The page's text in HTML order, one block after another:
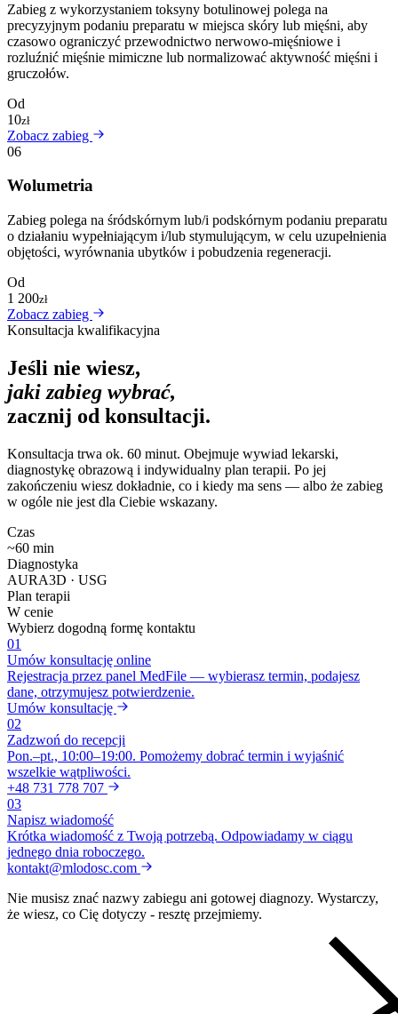
Zabieg z wykorzystaniem toksyny botulinowej polega na
precyzyjnym podaniu preparatu w miejsca skóry lub mięśni, aby
czasowo ograniczyć przewodnictwo nerwowo-mięśniowe i
rozluźnić mięśnie mimiczne lub normalizować aktywność mięśni i
gruczołów.
Od
10zł
Zobacz zabieg
06
Wolumetria
Zabieg polega na śródskórnym lub/i podskórnym podaniu preparatu
o działaniu wypełniającym i/lub stymulującym, w celu uzupełnienia
objętości, wyrównania ubytków i pobudzenia regeneracji.
Od
1 200zł
Zobacz zabieg
Konsultacja kwalifikacyjna
Jeśli nie wiesz,
jaki zabieg wybrać,
zacznij od konsultacji.
Konsultacja trwa ok. 60 minut. Obejmuje wywiad lekarski,
diagnostykę obrazową i indywidualny plan terapii. Po jej
zakończeniu wiesz dokładnie, co i kiedy ma sens — albo że zabieg
w ogóle nie jest dla Ciebie wskazany.
Czas
~60 min
Diagnostyka
AURA3D · USG
Plan terapii
W cenie
Wybierz dogodną formę kontaktu
01
Umów konsultację online
Rejestracja przez panel MedFile — wybierasz termin, podajesz
dane, otrzymujesz potwierdzenie.
Umów konsultację
02
Zadzwoń do recepcji
Pon.–pt., 10:00–19:00. Pomożemy dobrać termin i wyjaśnić
wszelkie wątpliwości.
+48 731 778 707
03
Napisz wiadomość
Krótka wiadomość z Twoją potrzebą. Odpowiadamy w ciągu
jednego dnia roboczego.
kontakt@mlodosc.com
Nie musisz znać nazwy zabiegu ani gotowej diagnozy. Wystarczy,
że wiesz, co Cię dotyczy - resztę przejmiemy.